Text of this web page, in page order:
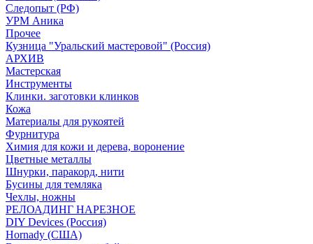
Следопыт (РФ)
УРМ Аника
Прочее
Кузница "Уральский мастеровой" (Россия)
АРХИВ
Мастерская
Инструменты
Клинки. заготовки клинков
Кожа
Материалы для рукоятей
Фурнитура
Химия для кожи и дерева, воронение
Цветные металлы
Шнурки, паракорд, нити
Бусины для темляка
Чехлы, ножны
РЕЛОАДИНГ НАРЕЗНОЕ
DIY Devices (Россия)
Hornady (США)